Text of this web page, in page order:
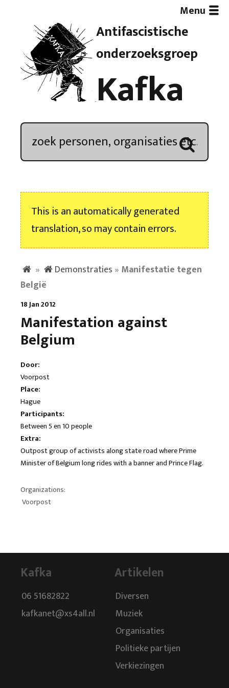
Antifascistische
onderzoeksgroep
Kafka
Menu
Artikelen
Demonstratieoverzicht
Kroniek
Nieuwsbrief
This is an automatically generated
translation, so may contain errors.
» Demonstraties » Manifestatie tegen
België
18 Jan 2012
Manifestation against
Belgium
Door:
Voorpost
Place:
Hague
Participants:
Between 5 en 10 people
Extra:
Outpost group of activists along state road where Prime
Minister of Belgium long rides with a banner and Prince Flag.
Organizations:
Voorpost
Kafka
06 51682822
kafkanet@xs4all.nl
Artikelen
Diversen
Muziek
Organisaties
Politieke partijen
Verkiezingen